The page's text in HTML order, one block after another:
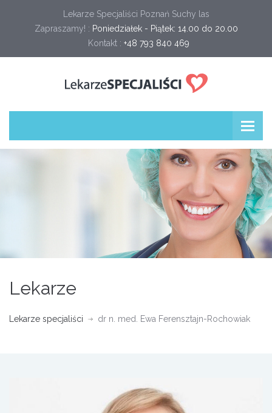
Lekarze Specjaliści Poznań Suchy las
Zapraszamy! : Poniedziałek - Piątek: 14.00 do 20.00
Kontakt : +48 793 840 469
Lekarze
Lekarze specjaliści dr n. med. Ewa Ferensztajn-Rochowiak